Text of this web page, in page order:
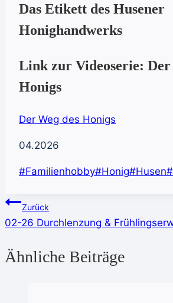
Das Etikett des Husener
Honighandwerks
Link zur Videoserie: Der
Honigs
Der Weg des Honigs
04.2026
Schlagworte:
#Familienhobby#Honig#Husen#
Beitragsnavigation
Zurück
02-26 Durchlenzung &
Ähnliche Beiträge